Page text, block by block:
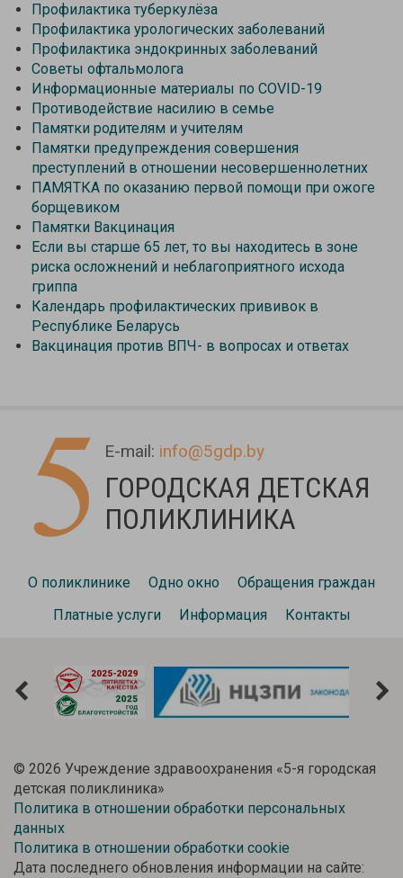
Профилактика туберкулёза
Профилактика урологических заболеваний
Профилактика эндокринных заболеваний
Советы офтальмолога
Информационные материалы по COVID-19
Противодействие насилию в семье
Памятки родителям и учителям
Памятки предупреждения совершения
преступлений в отношении несовершеннолетних
ПАМЯТКА по оказанию первой помощи при ожоге
борщевиком
Памятки Вакцинация
Если вы старше 65 лет, то вы находитесь в зоне
риска осложнений и неблагоприятного исхода
гриппа
Календарь профилактических прививок в
Республике Беларусь
Вакцинация против ВПЧ- в вопросах и ответах
E-mail: info@5gdp.by
ГОРОДСКАЯ ДЕТСКАЯ
ПОЛИКЛИНИКА
О поликлинике Одно окно
Обращения граждан
Платные услуги
Информация Контакты
© 2026 Учреждение здравоохранения «5-я городская
детская поликлиника»
Политика в отношении обработки персональных
данных
Политика в отношении обработки cookie
Дата последнего обновления информации на сайте: